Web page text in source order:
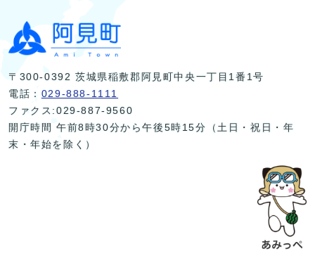
〒300-0392 茨城県稲敷郡阿見町中央一丁目1番1号
電話： 029-888-1111
ファクス:029-887-9560
開庁時間 午前8時30分から午後5時15分（土日・祝日・年
末・年始を除く）